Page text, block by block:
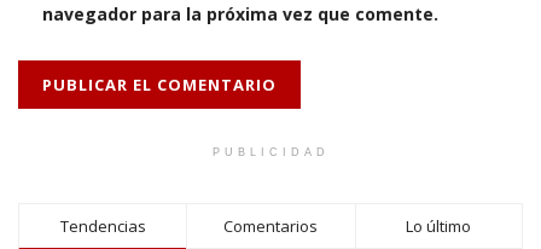
navegador para la próxima vez que comente.
PUBLICIDAD
Tendencias Comentarios Lo último